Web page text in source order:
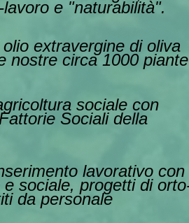
e "naturabilità".
extravergine di oliva
nostre circa 1000
tura sociale con
Sociali della
lavorativo con
sociale, progetti di
da personale